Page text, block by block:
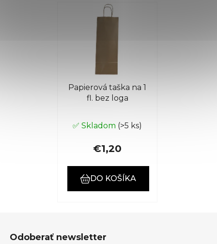
Papierová taška na 1
fl. bez loga
✅ Skladom (>5 ks)
€1,20
DO KOŠÍKA
Odoberať newsletter